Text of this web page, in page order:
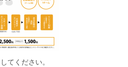
てください。